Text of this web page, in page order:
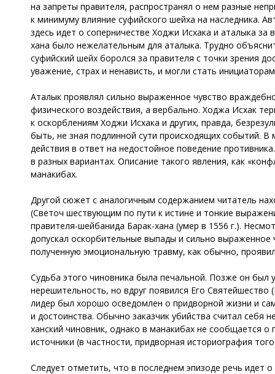
на запреты правителя, распространял о нем разные
к минимуму влияние суфийского шейха на наследника.
здесь идет о соперничестве Ходжи Исхака и аталыка за
хана было нежелательным для аталыка. Трудно
суфийский шейх боролся за правителя с точки зрения
уважение, страх и ненависть, и могли стать
Аталык проявлял сильно выраженное чувство
физического воздействия, а вербально. Ходжа Исхак
к оскорблениям Ходжи Исхака и других, правда,
быть, не зная подлинной сути происходящих событий.
действия в ответ на недостойное поведение
в разных вариантах. Описание такого явления, как
манакибах.
Другой сюжет с аналогичным содержанием читатель
(Светоч шествующим по пути к истине и тонкие
правителя-шейбанида Барак-хана (умер в 1556 г.).
допускал оскорбительные выпады и сильно
полученную эмоциональную травму, как обычно,
Судьба этого чиновника была печальной. Позже он
нерешительность, но вдруг появился Его
лидер был хорошо осведомлен о придворной жизни и
и достоинства. Обычно заказчик убийства считал себя
ханский чиновник, однако в манакибах не сообщается
источники (в частности, придворная историография
Следует отметить, что в последнем эпизоде речь идет